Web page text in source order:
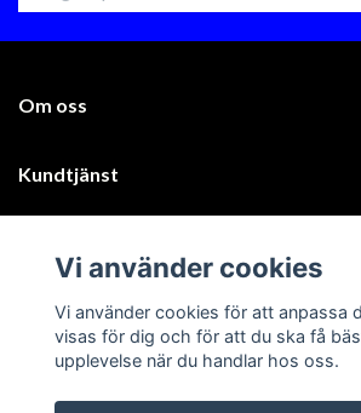
Om oss
Kundtjänst
Sociala medier
Vi använder cookies
Vi använder cookies för att anpassa
visas för dig och för att du ska få
upplevelse när du handlar hos oss.